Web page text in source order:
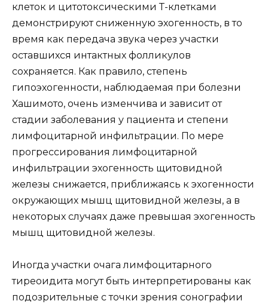
клеток и цитотоксическими Т-клетками
демонстрируют сниженную эхогенность, в то
время как передача звука через участки
оставшихся интактных фолликулов
сохраняется. Как правило, степень
гипоэхогенности, наблюдаемая при болезни
Хашимото, очень изменчива и зависит от
стадии заболевания у пациента и степени
лимфоцитарной инфильтрации. По мере
прогрессирования лимфоцитарной
инфильтрации эхогенность щитовидной
железы снижается, приближаясь к эхогенности
окружающих мышц щитовидной железы, а в
некоторых случаях даже превышая эхогенность
мышц щитовидной железы.
Иногда участки очага лимфоцитарного
тиреоидита могут быть интерпретированы как
подозрительные с точки зрения сонографии